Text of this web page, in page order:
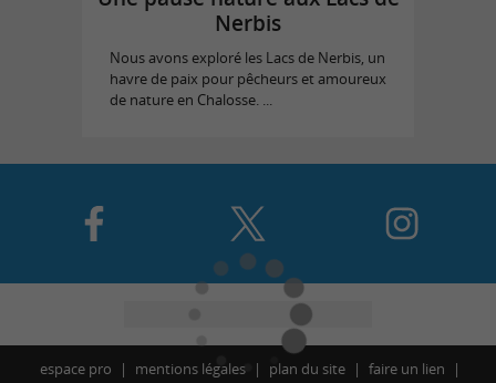
Nerbis
Nous avons exploré les Lacs de Nerbis, un
havre de paix pour pêcheurs et amoureux
de nature en Chalosse. ...
espace pro mentions légales plan du site faire un lien